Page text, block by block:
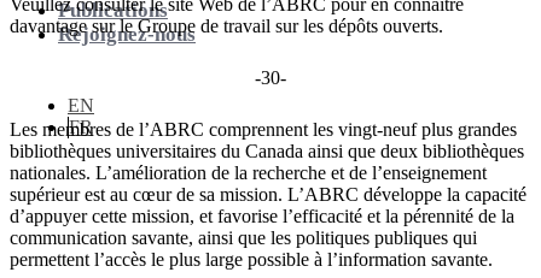
Publications
Rejoignez-nous
EN
FR
Veuillez consulter le site Web de l’ABRC pour en connaître
davantage sur le Groupe de travail sur les dépôts ouverts.
-30-
Les membres de l’ABRC comprennent les vingt-neuf plus grandes
bibliothèques universitaires du Canada ainsi que deux bibliothèques
nationales. L’amélioration de la recherche et de l’enseignement
supérieur est au cœur de sa mission. L’ABRC développe la capacité
d’appuyer cette mission, et favorise l’efficacité et la pérennité de la
communication savante, ainsi que les politiques publiques qui
permettent l’accès le plus large possible à l’information savante.